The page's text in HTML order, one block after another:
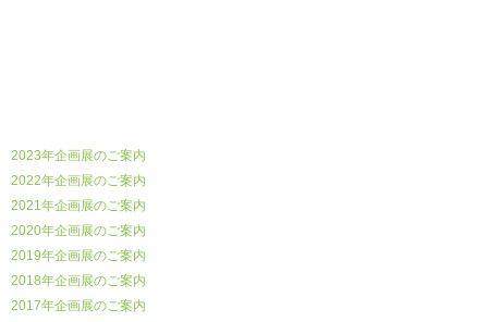
2023年企画展のご案内
2022年企画展のご案内
2021年企画展のご案内
2020年企画展のご案内
2019年企画展のご案内
2018年企画展のご案内
2017年企画展のご案内